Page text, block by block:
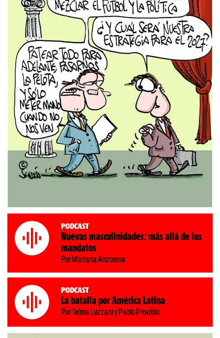
Podcast
Nuevas masculinidades: más allá de los
mandatos
Por Mariana Anzorena
Podcast
La batalla por América Latina
Por Telma Luzzani y Pablo Provitilo